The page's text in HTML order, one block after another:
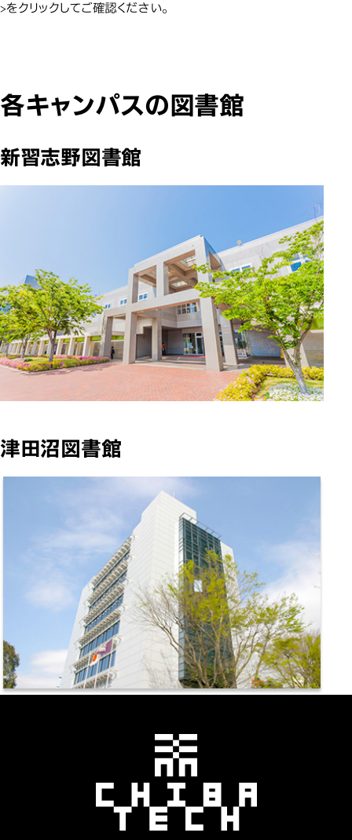
>をクリックしてご確認ください。
各キャンパスの図書館
新習志野図書館
津田沼図書館
千葉工業大学